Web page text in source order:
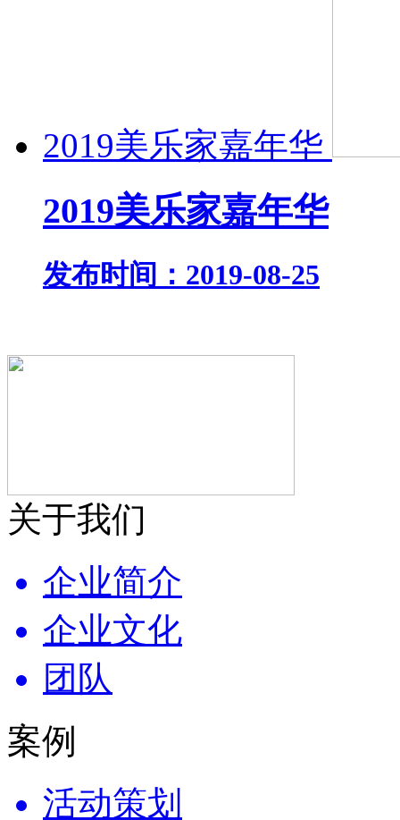
2019美乐家嘉年华
2019美乐家嘉年华
发布时间：2019-08-25
关于我们
企业简介
企业文化
团队
案例
活动策划